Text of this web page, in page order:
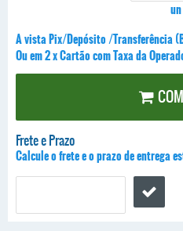
un
A vista Pix/Depósito /Transferência
Ou em 2 x Cartão com Taxa da
Frete e Prazo
Calcule o frete e o prazo de entrega